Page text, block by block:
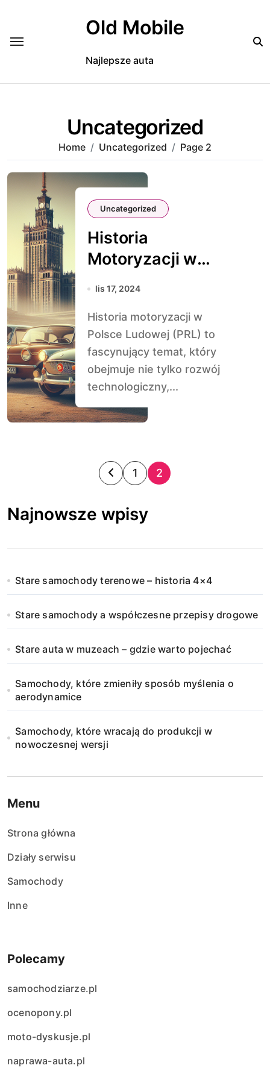
Old Mobile
Najlepsze auta
Uncategorized
Home Uncategorized Page 2
Uncategorized
Historia
Motoryzacji w
PRL: Syrena,
Polonez
lis 17, 2024
Historia motoryzacji w
Polsce Ludowej (PRL) to
fascynujący temat, który
obejmuje nie tylko rozwój
technologiczny,...
S
r
o
n
i
c
o
w
a
i
1 2
Najnowsze wpisy
Stare samochody terenowe – historia 4×4
Stare samochody a współczesne przepisy drogowe
Stare auta w muzeach – gdzie warto pojechać
Samochody, które zmieniły sposób myślenia o
aerodynamice
Samochody, które wracają do produkcji w
nowoczesnej wersji
Menu
Strona główna
Działy serwisu
Samochody
Inne
Polecamy
samochodziarze.pl
ocenopony.pl
moto-dyskusje.pl
naprawa-auta.pl